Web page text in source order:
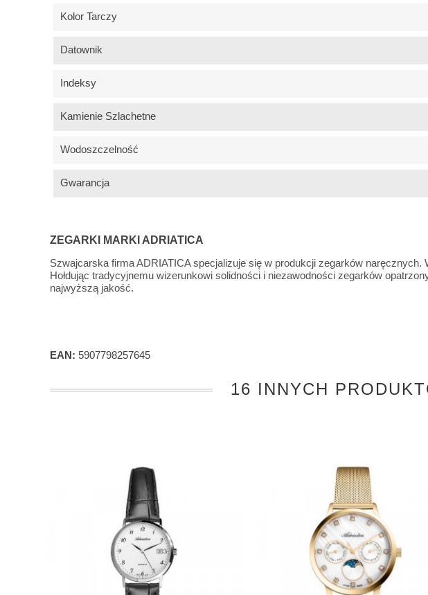
Kolor Tarczy
Datownik
Indeksy
Kamienie Szlachetne
Wodoszczelność
Gwarancja
ZEGARKI MARKI ADRIATICA
Szwajcarska firma ADRIATICA specjalizuje się w produkcji zegarków
Hołdując tradycyjnemu wizerunkowi solidności i niezawodności zegarków
najwyższą jakość.
EAN: 5907798257645
16 INNYCH